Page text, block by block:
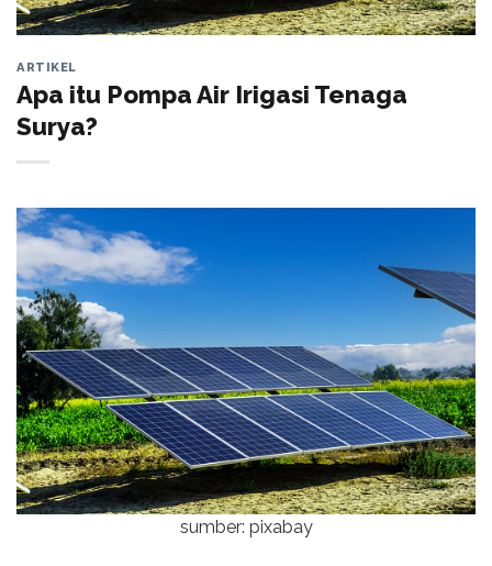
ARTIKEL
Apa itu Pompa Air Irigasi Tenaga
Surya?
sumber: pixabay